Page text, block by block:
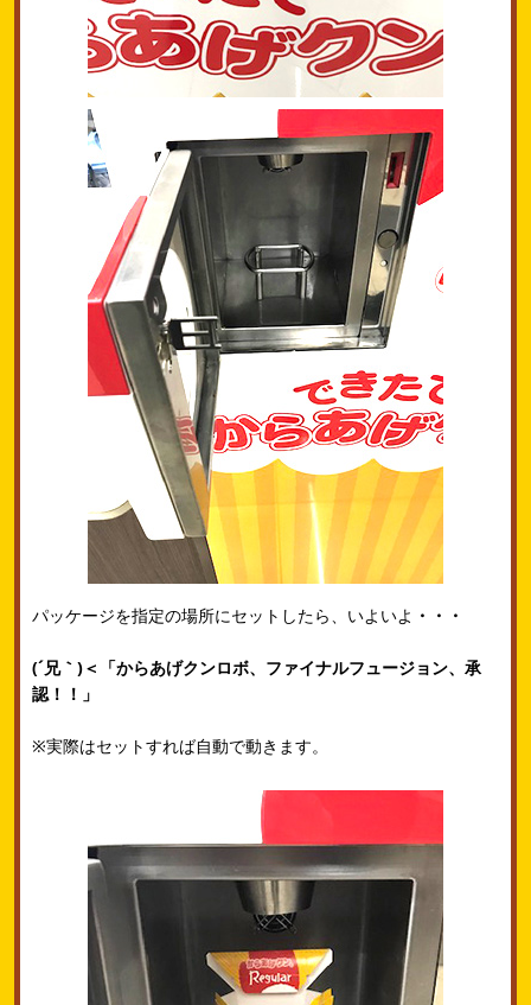
パッケージを指定の場所にセットしたら、いよいよ ・・・
(´兄｀)＜「からあげクンロボ、ファイナルフュージョン、承
認！！」
※実際はセットすれば自動で動きます。